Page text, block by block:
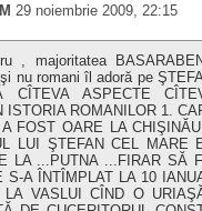
29 noiembrie 2009, 22:15
, majoritatea
nu romani îl adoră pe
CÎTEVA ASPECTE
ISTORIA ROMANILOR 1.
FOST OARE LA
LUI ŞTEFAN CEL MARE
LA ...PUTNA ...FIRAR SĂ
S-A ÎNTÎMPLAT LA 10
LA VASLUI CÎND O